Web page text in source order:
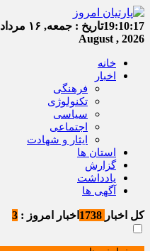
19:10:17تاریخ : جمعه, ۱۶ مرداد , ۱۴۰۵
August , 2026
خانه
اخبار
فرهنگی
تکنولوژی
سیاسی
اجتماعی
ایثار و شهادت
استان ها
گزارش
یادداشت
آگهی ها
کل اخبار اخبار امروز : 3